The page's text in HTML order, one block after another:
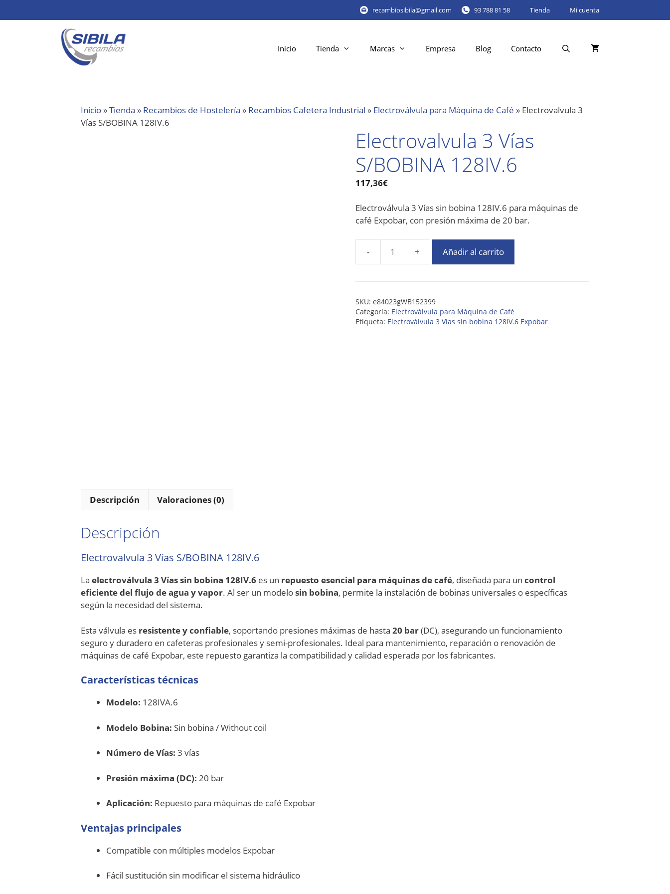
recambiosibila@gmail.com 93 788 81 58 Tienda Mi cuenta
Inicio Tienda Marcas Empresa Blog Contacto
Inicio »Tienda » Recambios de Hostelería » Recambios Cafetera Industrial » Electroválvula para Máquina de Café » Electrovalvula 3
Vías S/BOBINA 128IV.6
Electrovalvula 3 Vías
S/BOBINA 128IV.6
117,36€
Electroválvula 3 Vías sin bobina 128IV.6 para máquinas de
café Expobar, con presión máxima de 20 bar.
Añadir al carrito
SKU: e84023gWB152399
Categoría: Electroválvula para Máquina de Café
Etiqueta: Electroválvula 3 Vías sin bobina 128IV.6 Expobar
Descripción Valoraciones (0)
Descripción
Electrovalvula 3 Vías S/BOBINA 128IV.6
La electroválvula 3 Vías sin bobina 128IV.6 es un repuesto esencial para máquinas de café, diseñada para un control
eficiente del flujo de agua y vapor. Al ser un modelosin bobina, permite la instalación de bobinas universales o específicas
según la necesidad del sistema.
Esta válvula es resistente y confiable, soportando presiones máximas de hasta 20 bar(DC), asegurando un funcionamiento
seguro y duradero en cafeteras profesionales y semi-profesionales. Ideal para mantenimiento, reparación o renovación de
máquinas de café Expobar, este repuesto garantiza la compatibilidad y calidad esperada por los fabricantes.
Características técnicas
Modelo: 128IVA.6
Modelo Bobina: Sin bobina / Without coil
Número de Vías: 3 vías
Presión máxima (DC): 20 bar
Aplicación: Repuesto para máquinas de café Expobar
Ventajas principales
Compatible con múltiples modelos Expobar
Fácil sustitución sin modificar el sistema hidráulico